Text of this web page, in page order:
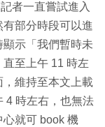
者一直嘗試進入
部分時段可以進
示「我們暫時未
至上午 11 時左
維持至本文上載
4 時左右，也無法
就可 book 機